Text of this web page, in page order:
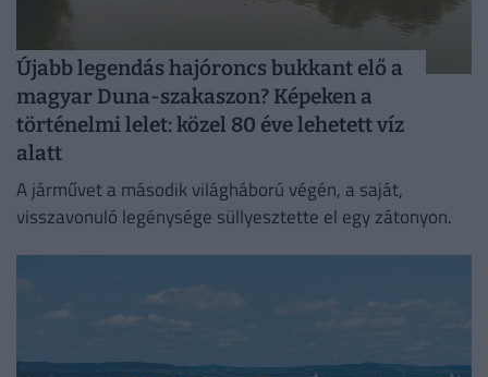
Újabb legendás hajóroncs bukkant elő a
magyar Duna-szakaszon? Képeken a
történelmi lelet: közel 80 éve lehetett víz
alatt
A járművet a második világháború végén, a saját,
visszavonuló legénysége süllyesztette el egy zátonyon.